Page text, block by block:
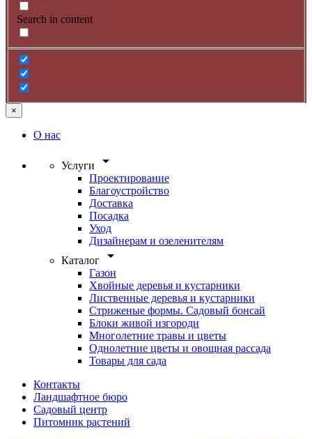
Search in content
×
О нас
Услуги arrow_drop_down
Проектирование
Благоустройство
Доставка
Посадка
Уход
Дизайнерам и озеленителям
Каталог
arrow_drop_down
Газон
Хвойные деревья и кустарники
Лиственные деревья и кустарники
Стриженые формы. Садовый бонсай
Блоки живой изгороди
Многолетние травы и цветы
Однолетние цветы и овощная рассада
Товары для сада
Контакты
Ландшафтное бюро
Садовый центр
Питомник растений